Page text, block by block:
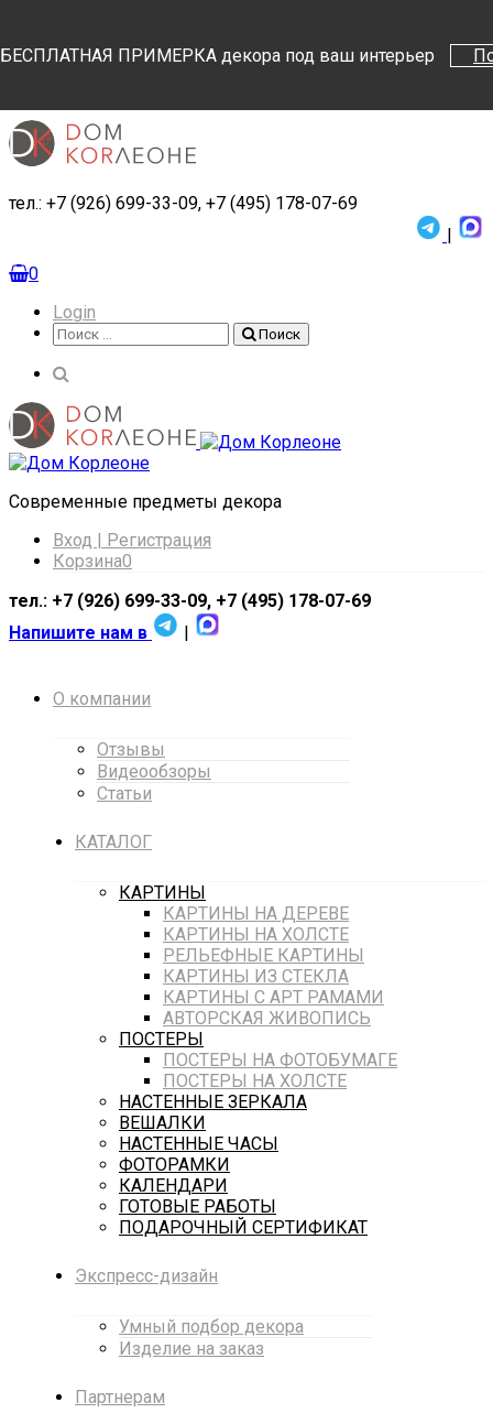
БЕСПЛАТНАЯ ПРИМЕРКА декора под ваш интерьер
тел.: +7 (926) 699-33-09, +7 (495) 178-07-69
|
0
Login
Поиск
Поиск
Cовременные предметы декора
Вход | Регистрация
Корзина0
тел.: +7 (926) 699-33-09, +7 (495) 178-07-69
Напишите нам в
|
О компании
Отзывы
Видеообзоры
Статьи
КАТАЛОГ
КАРТИНЫ
КАРТИНЫ НА ДЕРЕВЕ
КАРТИНЫ НА ХОЛСТЕ
РЕЛЬЕФНЫЕ КАРТИНЫ
КАРТИНЫ ИЗ СТЕКЛА
КАРТИНЫ С АРТ РАМАМИ
АВТОРСКАЯ ЖИВОПИСЬ
ПОСТЕРЫ
ПОСТЕРЫ НА ФОТОБУМАГЕ
ПОСТЕРЫ НА ХОЛСТЕ
НАСТЕННЫЕ ЗЕРКАЛА
ВЕШАЛКИ
НАСТЕННЫЕ ЧАСЫ
ФОТОРАМКИ
КАЛЕНДАРИ
ГОТОВЫЕ РАБОТЫ
ПОДАРОЧНЫЙ СЕРТИФИКАТ
Экспресс-дизайн
Умный подбор декора
Изделие на заказ
Партнерам